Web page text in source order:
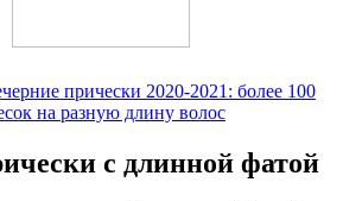
прически 2020-2021: более 100
на разную длину волос
с длинной фатой